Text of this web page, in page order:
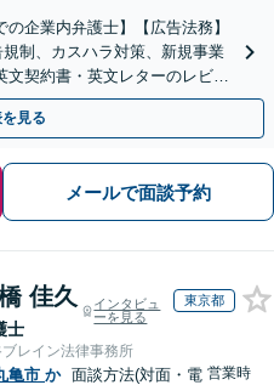
企業内弁護士】【広告法務】
規制、カスハラ対策、新規事業
契約書・英文レターのレビュ
見る
メールで面談予約
佳久
士
インタビュ
ーを見る
東京都
レイン法律事務所
亀市 か 面談方法(対面・電 営業時